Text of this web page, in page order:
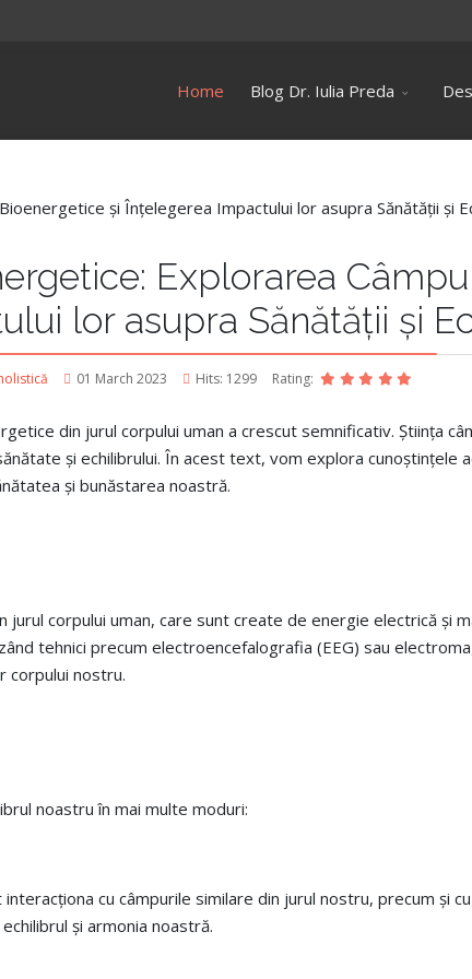
Home Blog Dr. Iulia Preda
Explorarea
lor asupra Sănătății și
01 March 2023 Hits: 1299 Rating:
din jurul corpului uman a crescut semnificativ. Știința
și echilibrului. În acest text, vom explora cunoștințele
și bunăstarea noastră.
corpului uman, care sunt create de energie electrică și
tehnici precum electroencefalografia (EEG) sau
corpului nostru.
noastru în mai multe moduri:
cu câmpurile similare din jurul nostru, precum și
și armonia noastră.